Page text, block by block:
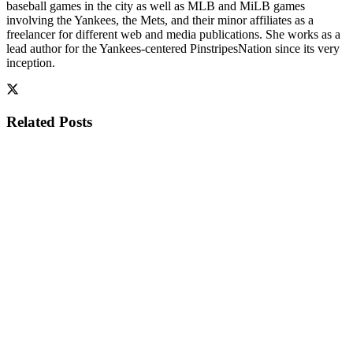
baseball games in the city as well as MLB and MiLB games
involving the Yankees, the Mets, and their minor affiliates as a
freelancer for different web and media publications. She works as a
lead author for the Yankees-centered PinstripesNation since its very
inception.
Related Posts